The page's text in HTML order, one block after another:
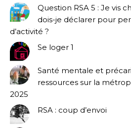
Question RSA 5 : Je vis
dois-je déclarer pour
d’activité ?
Se loger 1
Santé mentale et
ressources sur la
2025
RSA : coup d’envoi